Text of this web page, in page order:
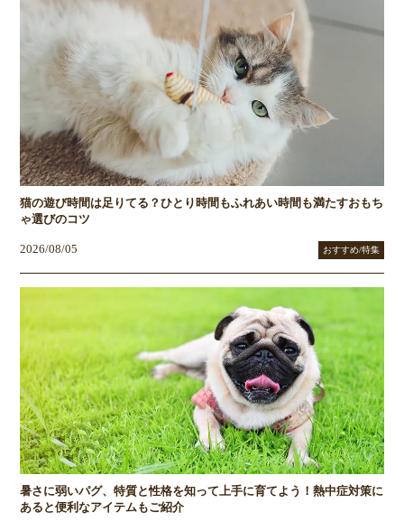
猫の遊び時間は足りてる？ひとり時間もふれあい時間も満たすおもち
ゃ選びのコツ
2026/08/05 おすすめ/特集
暑さに弱いパグ、特質と性格を知って上手に育てよう！熱中症対策に
あると便利なアイテムもご紹介